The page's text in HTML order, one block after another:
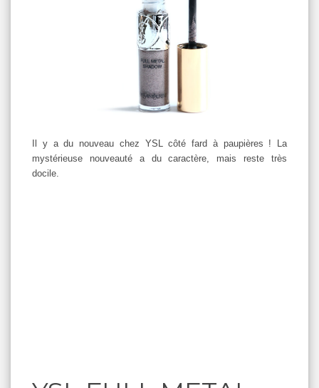
Il y a du nouveau chez YSL côté fard à paupières ! La
mystérieuse nouveauté a du caractère, mais reste très
docile.